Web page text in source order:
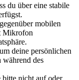
du über eine stabile
mobilen
Mikrofon
deine persönlichen
während des
bitte nicht auf oder